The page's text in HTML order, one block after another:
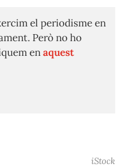
el periodisme en
Però no ho
enaquest
iStock